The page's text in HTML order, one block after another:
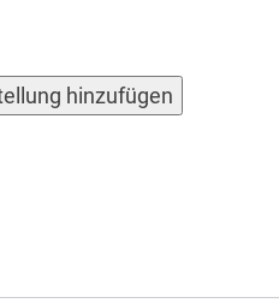
hinzufügen